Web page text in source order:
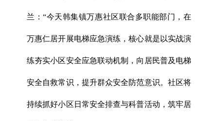
兰：“今天韩集镇万惠社区联合多职能部门，在
万惠仁居开展电梯应急演练，核心就是以实战演
练夯实小区安全应急联动机制，向居民普及电梯
安全自救常识，提升群众安全防范意识。社区将
持续抓好小区日常安全排查与科普活动，筑牢居